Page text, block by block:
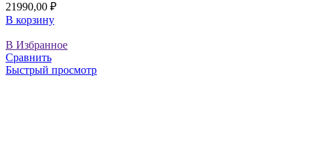
21990,00 ₽
В корзину
В Избранное
Сравнить
Быстрый просмотр